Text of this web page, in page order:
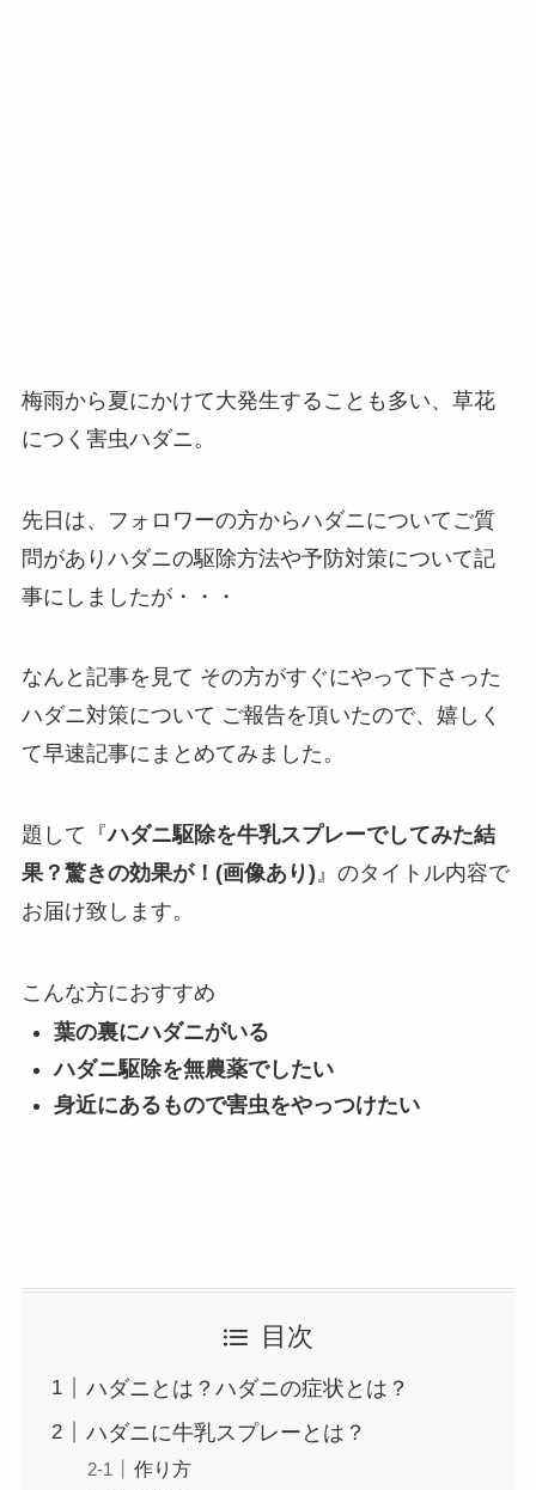
梅雨から夏にかけて大発生することも多い、草花
につく害虫ハダニ。
先日は、フォロワーの方からハダニについてご質
問がありハダニの駆除方法や予防対策について記
事にしましたが・・・
なんと記事を見て その方がすぐにやって下さった
ハダニ対策について ご報告を頂いたので、嬉しく
て早速記事にまとめてみました。
題して『ハダニ駆除を牛乳スプレーでしてみた結
果？驚きの効果が！(画像あり)』のタイトル内容で
お届け致します。
こんな方におすすめ
葉の裏にハダニがいる
ハダニ駆除を無農薬でしたい
身近にあるもので害虫をやっつけたい
目次
ハダニとは？ハダニの症状とは？
ハダニに牛乳スプレーとは？
作り方